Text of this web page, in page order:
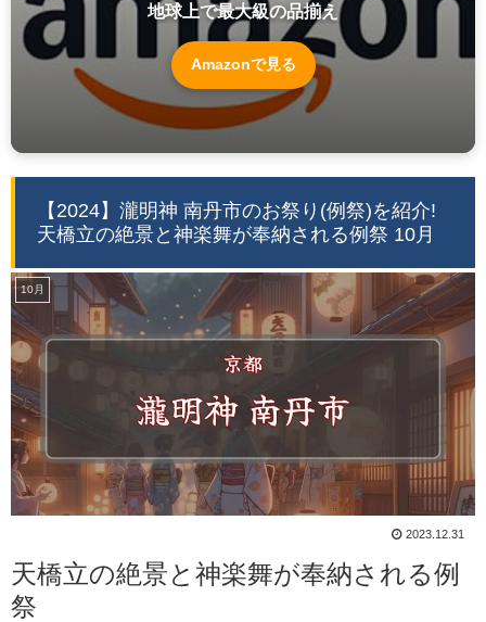
地球上で最大級の品揃え
Amazonで見る
【2024】瀧明神 南丹市のお祭り(例祭)を紹介!
天橋立の絶景と神楽舞が奉納される例祭 10月
10月
2023.12.31
天橋立の絶景と神楽舞が奉納される例
祭